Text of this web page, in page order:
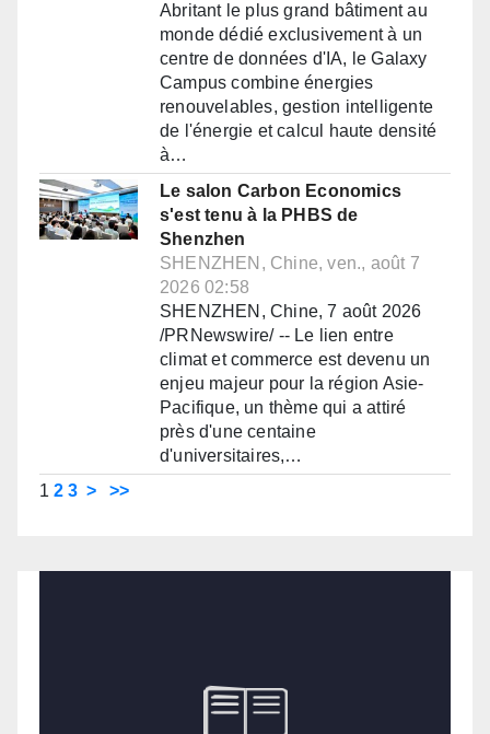
Abritant le plus grand bâtiment au
monde dédié exclusivement à un
centre de données d'IA, le Galaxy
Campus combine énergies
renouvelables, gestion intelligente
de l'énergie et calcul haute densité
à…
Le salon Carbon Economics
s'est tenu à la PHBS de
Shenzhen
SHENZHEN, Chine, ven., août 7
2026 02:58
SHENZHEN, Chine, 7 août 2026
/PRNewswire/ -- Le lien entre
climat et commerce est devenu un
enjeu majeur pour la région Asie-
Pacifique, un thème qui a attiré
près d'une centaine
d'universitaires,…
1 2 3 > >>